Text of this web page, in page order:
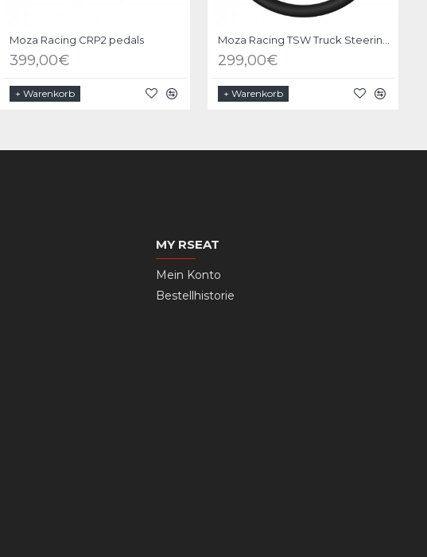
Moza Racing CRP2 pedals
399,00€
+ Warenkorb
299,00€
+ Warenkorb
MY RSEAT
Mein Konto
Bestellhistorie